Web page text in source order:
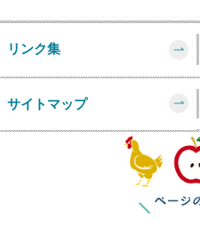
リンク集
サイトマップ